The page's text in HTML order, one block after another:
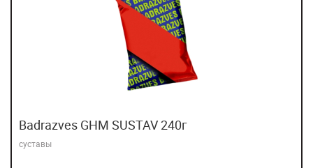
Badrazves GHM SUSTAV 240г
суставы